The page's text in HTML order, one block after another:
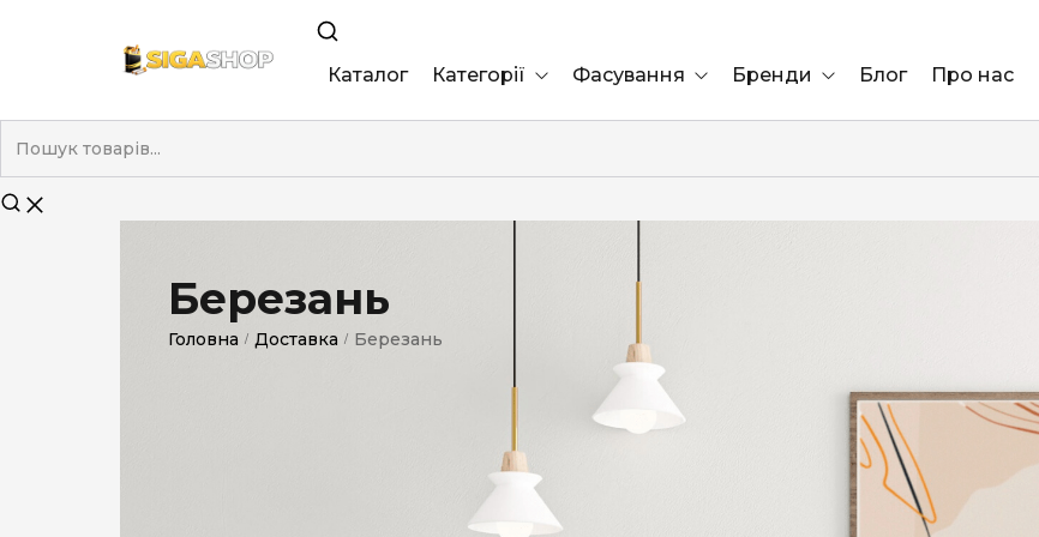
Каталог Категорії
Без фільтра
Смакові (капсула)
Фасування Бренди Блог Про нас
Березань
Головна / Доставка / Березань